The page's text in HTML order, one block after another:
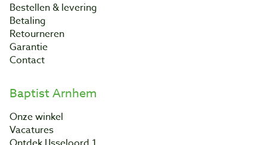
Bestellen & levering
Betaling
Retourneren
Garantie
Contact
Baptist Arnhem
Onze winkel
Vacatures